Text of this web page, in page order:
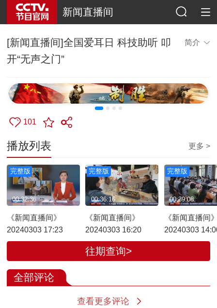
新闻直播间
[新闻直播间]全国爱耳日 科技助听 叩
开“无声之门”
简介
101
播放列表 更多 >
完整版
《新闻直播间》
20240303 17:23
00:32:36
完整版
《新闻直播间》
20240303 16:20
00:36:16
完整版
《新闻直播间
20240303
00:39:08
往期查询>
全部评论
查看更多评论